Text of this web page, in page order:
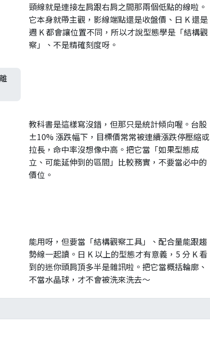
頸線就是連接左肩跟右肩之間那兩個低點的線啦。
它本身就帶主觀，影線端點還是收盤價、日 K 還是
週 K 都會讓位置不同，所以才說型態學是「結構觀
察」、不是精確刻度呀。
教科書是這樣寫沒錯，但那只是統計傾向喔。台股
±10% 漲跌幅下，目標價常常被連續漲跌停壓縮或
拉長，命中率沒想像中高。把它當「如果型態成
立、可能延伸到的區間」比較務實，不要當必中的
價位。
能用呀，但要當「結構觀察工具」、配合量能跟趨
勢線一起讀。日 K 以上的型態才有意義，5 分 K 看
到的迷你頭肩頂多半是雜訊啦。把它當概括輪廓、
不當水晶球，才不會被洗來洗去～